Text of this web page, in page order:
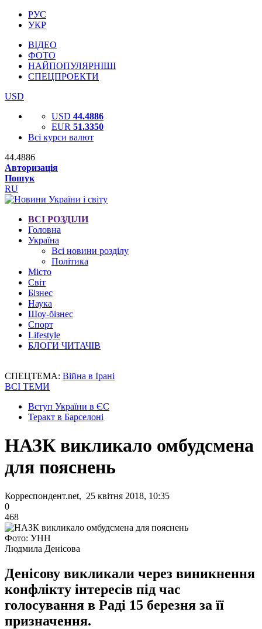
РУС
УКР
ВІДЕО
ФОТО
НАЙПОПУЛЯРНІШІ
СПЕЦПРОЕКТИ
USD
USD 44.4886
EUR 51.3350
Всі курси валют
44.4886
Авторизація
Пошук
RU
ВСІ РОЗДІЛИ
Головна
Україна
Всі новини розділу
Політика
Місто
Світ
Бізнес
Наука
Шоу-бізнес
Спорт
Lifestyle
БЛОГИ ЧИТАЧІВ
СПЕЦТЕМА: Війна в Ірані
ВСІ ТЕМИ
Вступ України в ЄС
Теракт в Барселоні
НАЗК викликало омбудсмена
для пояснень
Корреспондент.net, 25 квітня 2018, 10:35
0
468
Фото: УНН
Людмила Денісова
Денісову викликали через виникнення
конфлікту інтересів під час
голосування в Раді 15 березня за її
призначення.